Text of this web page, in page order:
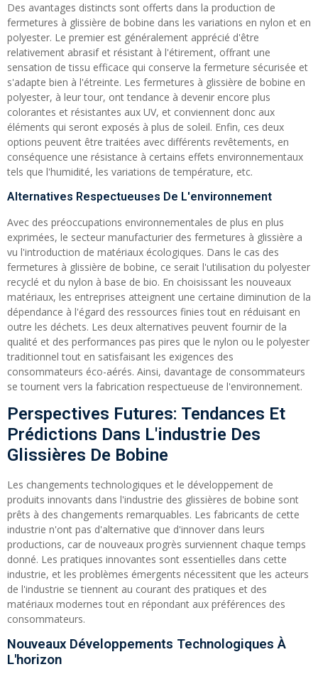
Des avantages distincts sont offerts dans la production de
fermetures à glissière de bobine dans les variations en nylon et en
polyester. Le premier est généralement apprécié d'être
relativement abrasif et résistant à l'étirement, offrant une
sensation de tissu efficace qui conserve la fermeture sécurisée et
s'adapte bien à l'étreinte. Les fermetures à glissière de bobine en
polyester, à leur tour, ont tendance à devenir encore plus
colorantes et résistantes aux UV, et conviennent donc aux
éléments qui seront exposés à plus de soleil. Enfin, ces deux
options peuvent être traitées avec différents revêtements, en
conséquence une résistance à certains effets environnementaux
tels que l'humidité, les variations de température, etc.
Alternatives Respectueuses De L'environnement
Avec des préoccupations environnementales de plus en plus
exprimées, le secteur manufacturier des fermetures à glissière a
vu l'introduction de matériaux écologiques. Dans le cas des
fermetures à glissière de bobine, ce serait l'utilisation du polyester
recyclé et du nylon à base de bio. En choisissant les nouveaux
matériaux, les entreprises atteignent une certaine diminution de la
dépendance à l'égard des ressources finies tout en réduisant en
outre les déchets. Les deux alternatives peuvent fournir de la
qualité et des performances pas pires que le nylon ou le polyester
traditionnel tout en satisfaisant les exigences des
consommateurs éco-aérés. Ainsi, davantage de consommateurs
se tournent vers la fabrication respectueuse de l'environnement.
Perspectives Futures: Tendances Et
Prédictions Dans L'industrie Des
Glissières De Bobine
Les changements technologiques et le développement de
produits innovants dans l'industrie des glissières de bobine sont
prêts à des changements remarquables. Les fabricants de cette
industrie n'ont pas d'alternative que d'innover dans leurs
productions, car de nouveaux progrès surviennent chaque temps
donné. Les pratiques innovantes sont essentielles dans cette
industrie, et les problèmes émergents nécessitent que les acteurs
de l'industrie se tiennent au courant des pratiques et des
matériaux modernes tout en répondant aux préférences des
consommateurs.
Nouveaux Développements Technologiques À
L'horizon